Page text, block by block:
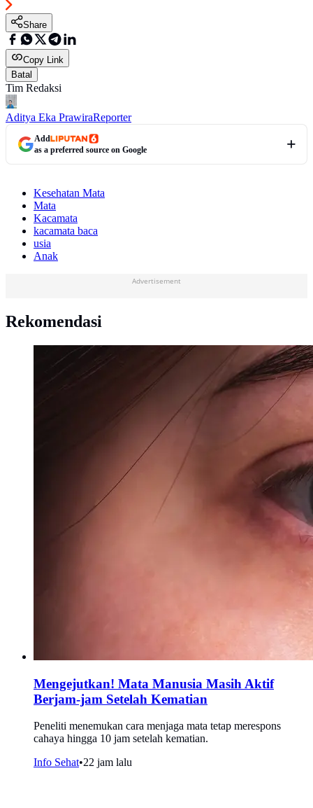
Share
Copy Link
Batal
Tim Redaksi
Aditya Eka PrawiraReporter
Add
as a preferred source on Google
Kesehatan Mata
Mata
Kacamata
kacamata baca
usia
Anak
Advertisement
Rekomendasi
Mengejutkan! Mata Manusia Masih Aktif
Berjam-jam Setelah Kematian
Peneliti menemukan cara menjaga mata tetap merespons
cahaya hingga 10 jam setelah kematian.
Info Sehat•22 jam lalu